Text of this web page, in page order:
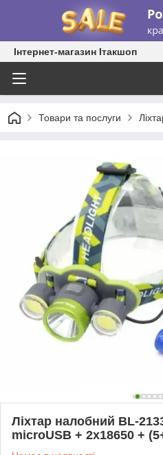
Інтернет-магазин Ітакшоп
Товари та послуги
Ліхтар налобний BL-
microUSB + 2х18650 +